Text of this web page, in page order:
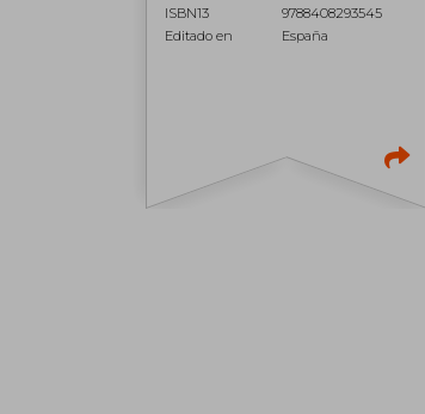
ISBN13
9788408293545
Editado en
España